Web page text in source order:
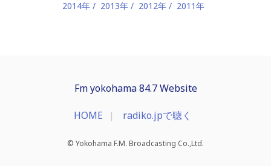
2014年
2013年 2012年 2011年
Fm yokohama 84.7 Website
HOME radiko.jpで聴く
© Yokohama F.M. Broadcasting Co.,Ltd.